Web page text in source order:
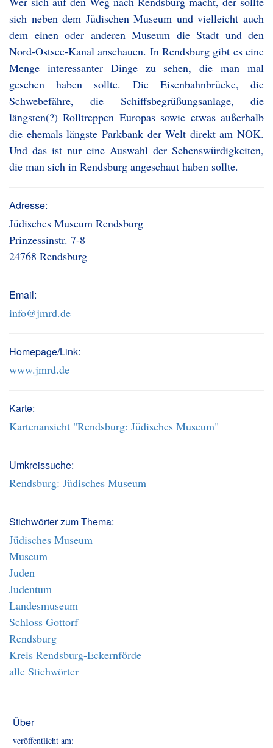
sich neben dem Jüdischen Museum und vielleicht auch
dem einen oder anderen Museum die Stadt und den
Nord-Ostsee-Kanal anschauen. In Rendsburg gibt es eine
Menge interessanter Dinge zu sehen, die man mal
gesehen haben sollte. Die Eisenbahnbrücke, die
Schwebefähre, die Schiffsbegrüßungsanlage, die
längsten(?) Rolltreppen Europas sowie etwas außerhalb
die ehemals längste Parkbank der Welt direkt am NOK.
Und das ist nur eine Auswahl der Sehenswürdigkeiten,
die man sich in Rendsburg angeschaut haben sollte.
Adresse:
Jüdisches Museum Rendsburg
Prinzessinstr. 7-8
24768 Rendsburg
Email:
info@jmrd.de
Homepage/Link:
www.jmrd.de
Karte:
Kartenansicht "Rendsburg: Jüdisches Museum"
Umkreissuche:
Rendsburg: Jüdisches Museum
Stichwörter zum Thema:
Jüdisches Museum
Museum
Juden
Judentum
Landesmuseum
Schloss Gottorf
Rendsburg
Kreis Rendsburg-Eckernförde
alle Stichwörter
Über
veröffentlicht am: